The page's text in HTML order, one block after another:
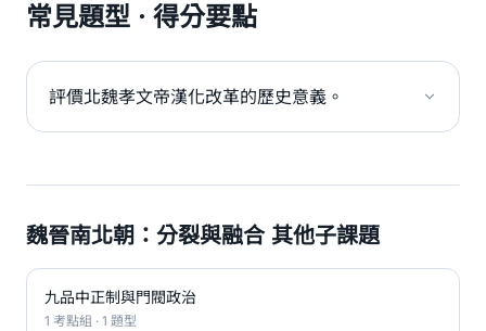
常見題型 · 得分要點
評價北魏孝文帝漢化改革的歷史意義。
魏晉南北朝：分裂與融合 其他子課題
九品中正制與門閥政治
1 考點組 · 1 題型